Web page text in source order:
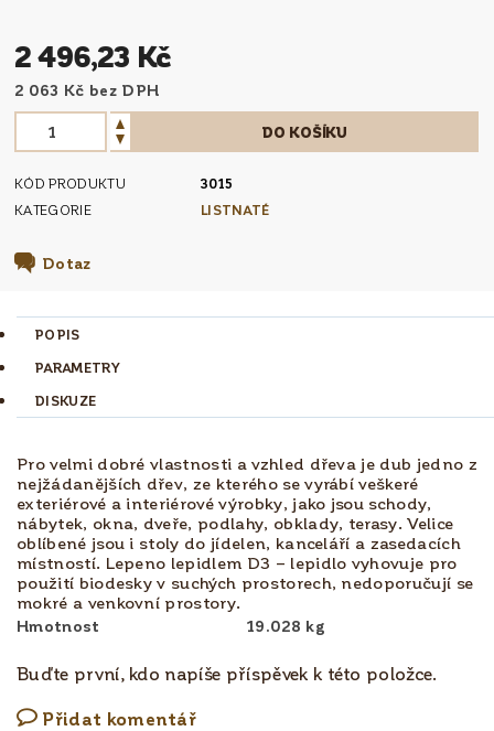
2 496,23 Kč
2 063 Kč bez DPH
KÓD PRODUKTU
3015
KATEGORIE
LISTNATÉ
Dotaz
POPIS
PARAMETRY
DISKUZE
Pro velmi dobré vlastnosti a vzhled dřeva je dub jedno z
nejžádanějších dřev, ze kterého se vyrábí veškeré
exteriérové a interiérové výrobky, jako jsou schody,
nábytek, okna, dveře, podlahy, obklady, terasy. Velice
oblíbené jsou i stoly do jídelen, kanceláří a zasedacích
místností. Lepeno lepidlem D3 – lepidlo vyhovuje pro
použití biodesky v suchých prostorech, nedoporučují se
mokré a venkovní prostory.
Hmotnost 19.028 kg
Buďte první, kdo napíše příspěvek k této položce.
Přidat komentář